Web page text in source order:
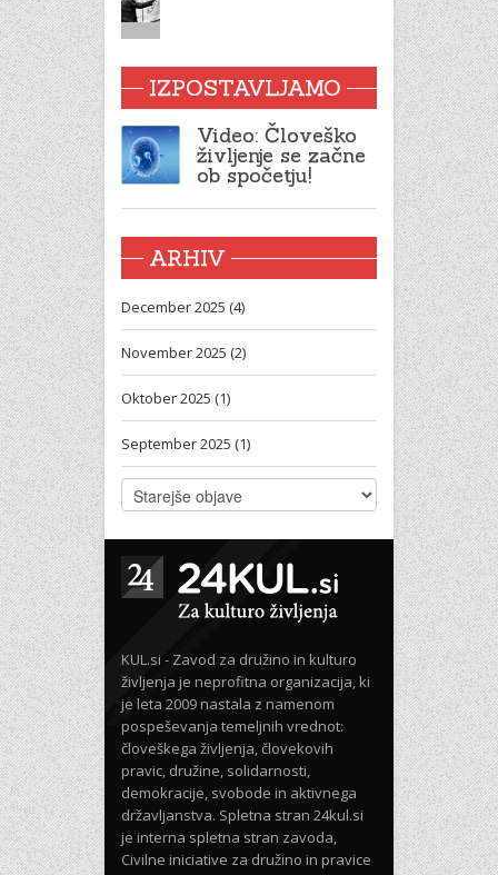
IZPOSTAVLJAMO
Video: Človeško
življenje se začne
ob spočetju!
ARHIV
December 2025 (4)
November 2025 (2)
Oktober 2025 (1)
September 2025 (1)
KUL.si - Zavod za družino in kulturo
življenja je neprofitna organizacija, ki
je leta 2009 nastala z namenom
pospeševanja temeljnih vrednot:
človeškega življenja, človekovih
pravic, družine, solidarnosti,
demokracije, svobode in aktivnega
državljanstva. Spletna stran 24kul.si
je interna spletna stran zavoda,
Civilne iniciative za družino in pravice